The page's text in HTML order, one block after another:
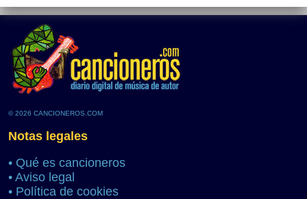
© 2026 CANCIONEROS.COM
Notas legales
• Qué es cancioneros
• Aviso legal
• Política de cookies